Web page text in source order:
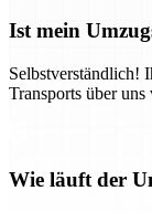
Ist mein
Selbstverständlich!
Transports über uns
Wie läuft der